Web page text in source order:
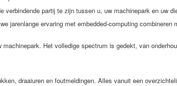
partij te zijn tussen u, uw machinepark en uw
jarenlange ervaring met embedded-computing
Het volledige spectrum is gedekt, van
draaiuren en foutmeldingen. Alles vanuit een